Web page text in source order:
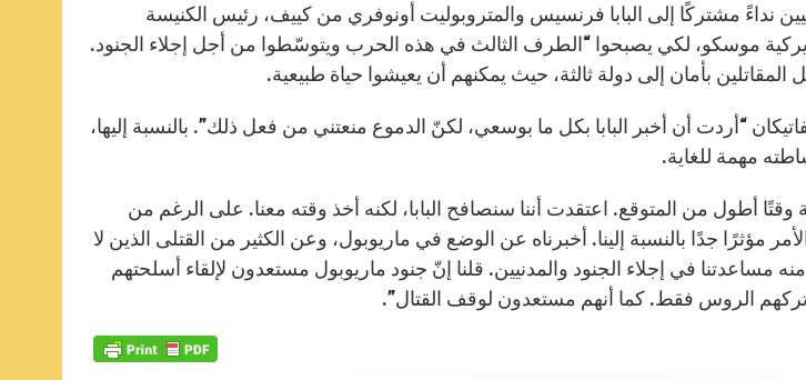
نداءً مشتركًا إلى البابا فرنسيس والمتروبوليت أونوفري من كييف، رئيس الكنيسة
موسكو، لكي يصبحوا “الطرف الثالث في هذه الحرب ويتوسّطوا من أجل إجلاء الجنود.
بأمان إلى دولة ثالثة، حيث يمكنهم أن يعيشوا حياة طبيعية.
“أردت أن أخبر البابا بكل ما بوسعي، لكنّ الدموع منعتني من فعل ذلك”. بالنسبة إليها،
مهمة للغاية.
أطول من المتوقع. اعتقدت أننا سنصافح البابا، لكنه أخذ وقته معنا. على الرغم من
مؤثرًا جدًا بالنسبة إلينا. أخبرناه عن الوضع في ماريوبول، وعن الكثير من القتلى الذين لا
مساعدتنا في إجلاء الجنود والمدنيين. قلنا إنّ جنود ماريوبول مستعدون لإلقاء أسلحتهم
تركهم الروس فقط. كما أنهم مستعدون لوقف القتال”.